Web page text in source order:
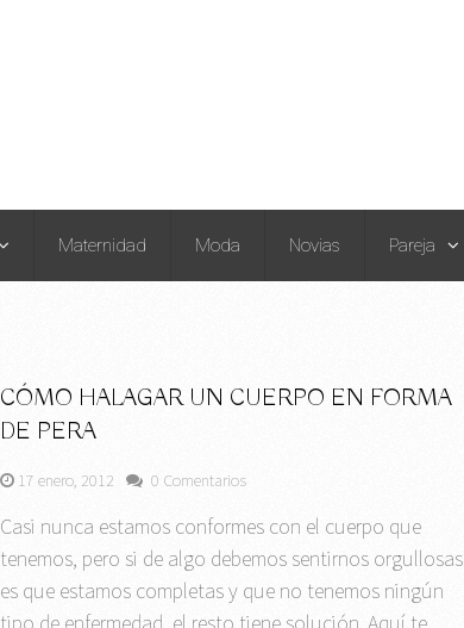
Maternidad Moda Novias Pareja
CÓMO HALAGAR UN CUERPO EN FORMA
DE PERA
17 enero, 2012 0 Comentarios
Casi nunca estamos conformes con el cuerpo que
tenemos, pero si de algo debemos sentirnos orgullosas
es que estamos completas y que no tenemos ningún